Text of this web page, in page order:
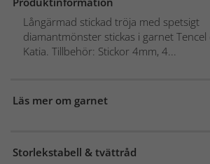
Långärmad stickad tröja med spetsigt
diamantmönster stickas i garnet
Katia. Tillbehör: Stickor 4mm, 4...
Läs mer om garnet
Storlekstabell & tvättråd